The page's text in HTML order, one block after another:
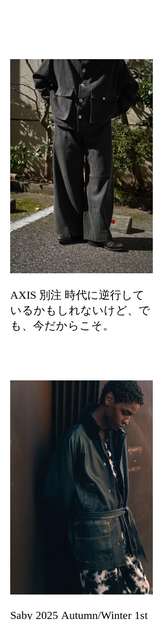
AXIS 別注 時代に逆行して
いるかもしれないけど、で
も、今だからこそ。
Saby 2025 Autumn/Winter 1st